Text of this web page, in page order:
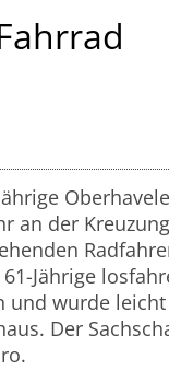
an der
Jährige
wurde
Der